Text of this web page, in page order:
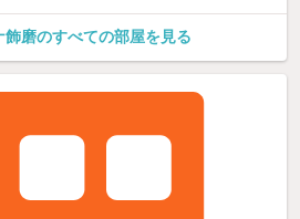
飾磨のすべての部屋を見る